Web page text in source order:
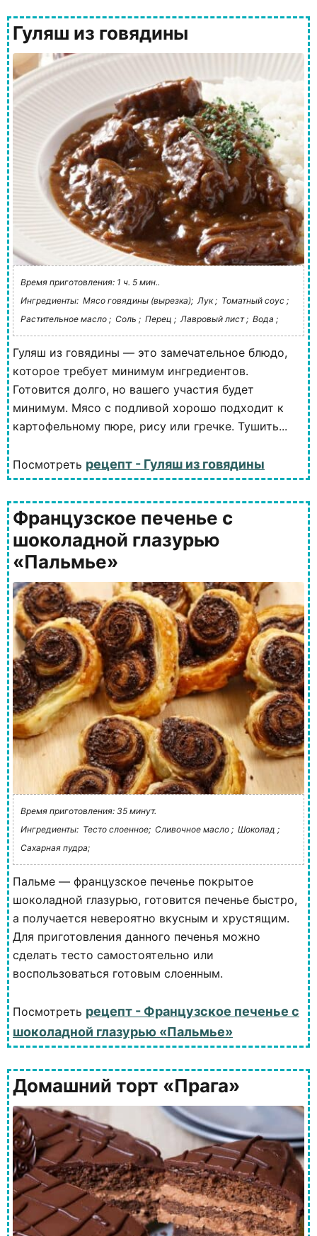
Гуляш из говядины
Время приготовления: 1 ч. 5 мин..
Ингредиенты: Мясо говядины (вырезка); Лук ; Томатный соус ;
Растительное масло ; Соль ; Перец ; Лавровый лист ; Вода ;
Гуляш из говядины — это замечательное блюдо,
которое требует минимум ингредиентов.
Готовится долго, но вашего участия будет
минимум. Мясо с подливой хорошо подходит к
картофельному пюре, рису или гречке. Тушить...
Посмотреть рецепт - Гуляш из говядины
Французское печенье с
шоколадной глазурью
«Пальмье»
Время приготовления: 35 минут.
Ингредиенты: Тесто слоенное; Сливочное масло ; Шоколад ;
Сахарная пудра;
Пальме — французское печенье покрытое
шоколадной глазурью, готовится печенье быстро,
а получается невероятно вкусным и хрустящим.
Для приготовления данного печенья можно
сделать тесто самостоятельно или
воспользоваться готовым слоенным.
Посмотреть рецепт - Французское печенье с
шоколадной глазурью «Пальмье»
Домашний торт «Прага»